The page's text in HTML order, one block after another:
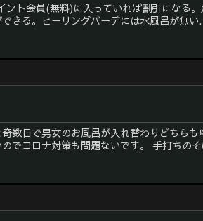
ント会員(無料)に入っていれば割引になる
きる。ヒーリングバーデには水風呂が無い
数日で男女のお風呂が入れ替わりどちら
でコロナ対策も問題ないです。 手打ちの